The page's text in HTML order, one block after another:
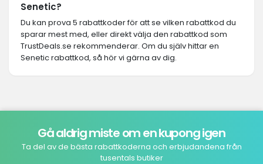
Senetic?
Du kan prova 5 rabattkoder för att se vilken rabattkod du
sparar mest med, eller direkt välja den rabattkod som
TrustDeals.se rekommenderar. Om du själv hittar en
Senetic rabattkod, så hör vi gärna av dig.
Gå aldrig miste om en kupong igen
Ta del av de bästa rabattkoderna och erbjudandena från
tusentals butiker